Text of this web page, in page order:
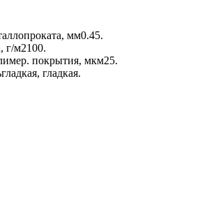
мм0.45.
г/м2100.
покрытия, мкм25.
гладкая, гладкая.